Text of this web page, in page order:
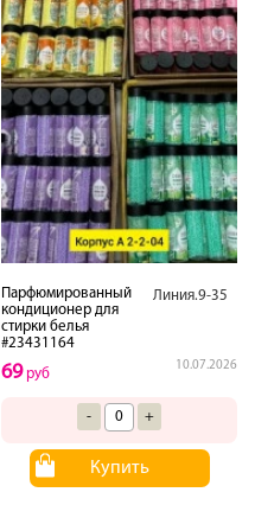
Парфюмированный
кондиционер для
стирки белья
#23431164
Линия.9-35
10.07.2026
69руб
- +
Купить